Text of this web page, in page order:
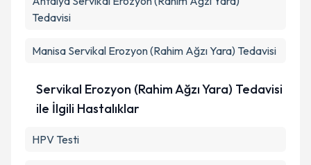
Tedavisi
Manisa Servikal Erozyon (Rahim Ağzı Yara) Tedavisi
Servikal Erozyon (Rahim Ağzı Yara) Tedavisi
ile İlgili Hastalıklar
HPV Testi